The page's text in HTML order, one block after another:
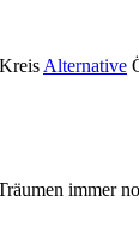
Alternative
immer